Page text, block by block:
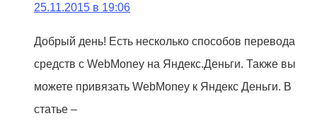
25.11.2015 в 19:06
Добрый день! Есть несколько способов перевода
средств с WebMoney на Яндекс.Деньги. Также вы
можете привязать WebMoney к Яндекс Деньги. В
статье –